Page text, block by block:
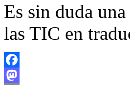
Es sin duda
las TIC en
Facebook